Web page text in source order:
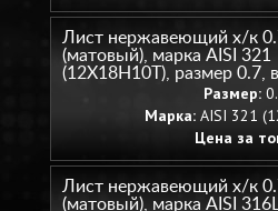
Лист нержавеющий х/к
(матовый), марка AISI 321
(12Х18Н10Т), размер 0.7,
Размер:
Марка:AISI 321
Цена за
Лист нержавеющий х/к
(матовый), марка AISI